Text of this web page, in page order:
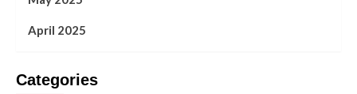
April 2025
Categories